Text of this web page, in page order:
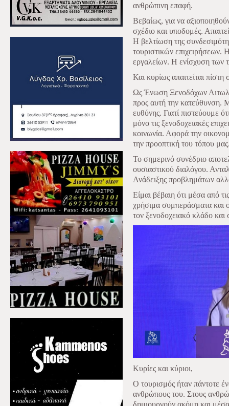
ανθρώπινη επαφή.
Βεβαίως, για να
σχέδιο και υποδομές.
Η βελτίωση της
τουριστικών επιχειρήσεων.
εργαλείων. Η ενίσχυση των
Και κυρίως απαιτείται
Ως Ένωση Ξενοδόχων
προς αυτή την κατεύθυνση.
ευθύνης. Γιατί πιστεύουμε
μόνο τις ξενοδοχειακές
κοινωνία. Αφορά την
την προοπτική του τόπου
Το σημερινό συνέδριο
ουσιαστικού διαλόγου.
Ανάδειξης προβλημάτων
Είμαι βέβαιη ότι μέσα από
χρήσιμα συμπεράσματα και
τον ξενοδοχειακό κλάδο και
Κυρίες και κύριοι,
Ο τουρισμός ήταν πάντοτε
ανθρώπους του. Στους
δημιουργούν ακόμη και